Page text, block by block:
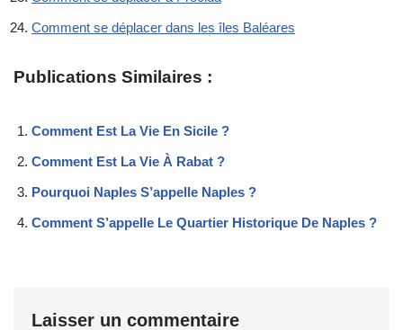
Comment se déplacer dans les îles Baléares
Publications Similaires :
Comment Est La Vie En Sicile ?
Comment Est La Vie À Rabat ?
Pourquoi Naples S’appelle Naples ?
Comment S’appelle Le Quartier Historique De Naples ?
Laisser un commentaire